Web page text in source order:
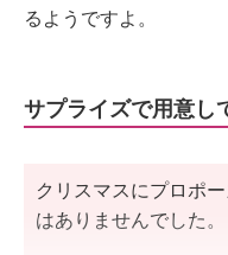
るようですよ。
サプライズで用意し
クリスマスにプロポ
はありませんでした。